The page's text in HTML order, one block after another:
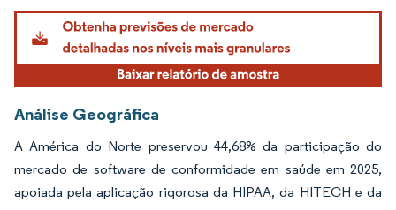
Análise Geográfica
A América do Norte preservou 44,68% da participação do
mercado de software de conformidade em saúde em 2025,
apoiada pela aplicação rigorosa da HIPAA, da HITECH e da